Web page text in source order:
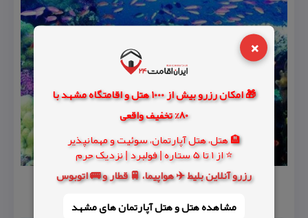
×
🎁 امکان رزرو بیش از 1000 هتل و اقامتگاه مشهد با
80% تخفیف واقعی
🏨 هتل، هتل آپارتمان، سوئیت و مهمانپذیر
⭐ از 1 تا 5 ستاره | فولبرد | نزدیک حرم
رزرو آنلاین بلیط ✈️ هواپیما، 🚆 قطار و 🚌 اتوبوس
مشاهده هتل و هتل‌ آپارتمان های مشهد